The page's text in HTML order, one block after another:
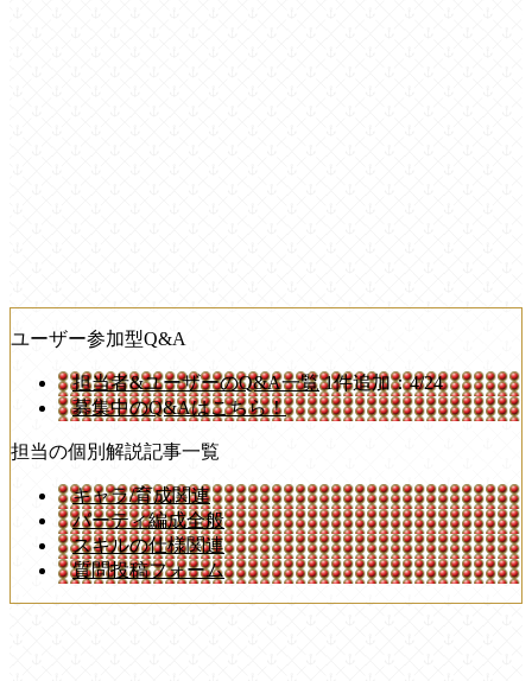
ユーザー参加型Q&A
担当者&ユーザーのQ&A一覧1件追加：4/24
募集中のQ&Aはこちら！
担当の個別解説記事一覧
キャラ/育成関連
パーティ編成全般
スキルの仕様関連
質問投稿フォーム